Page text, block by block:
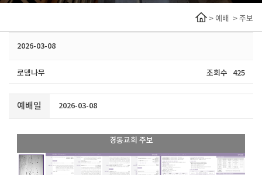
> 예배 >주보
2026-03-08
로뎀나무 조회수 425
예배일 2026-03-08
경동교회 주보
1 / 9